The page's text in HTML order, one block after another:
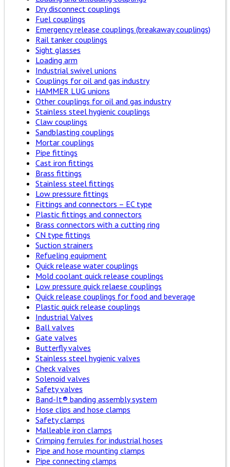
Dry disconnect couplings
Fuel couplings
Emergency release couplings (breakaway couplings)
Rail tanker couplings
Sight glasses
Loading arm
Industrial swivel unions
Couplings for oil and gas industry
HAMMER LUG unions
Other couplings for oil and gas industry
Stainless steel hygienic couplings
Claw couplings
Sandblasting couplings
Mortar couplings
Pipe fittings
Cast iron fittings
Brass fittings
Stainless steel fittings
Low pressure fittings
Fittings and connectors – EC type
Plastic fittings and connectors
Brass connectors with a cutting ring
CN type fittings
Suction strainers
Refueling equipment
Quick release water couplings
Mold coolant quick release couplings
Low pressure quick relaese couplings
Quick release couplings for food and beverage
Plastic quick release couplings
Industrial Valves
Ball valves
Gate valves
Butterfly valves
Stainless steel hygienic valves
Check valves
Solenoid valves
Safety valves
Band-It® banding assembly system
Hose clips and hose clamps
Safety clamps
Malleable iron clamps
Crimping ferrules for industrial hoses
Pipe and hose mounting clamps
Pipe connecting clamps